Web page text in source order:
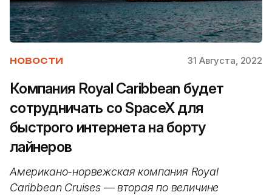
НОВОСТИ 31 Августа, 2022
Компания Royal Caribbean будет
сотрудничать со SpaceX для
быстрого интернета на борту
лайнеров
Американо-норвежская компания Royal
Caribbean Cruises — вторая по величине